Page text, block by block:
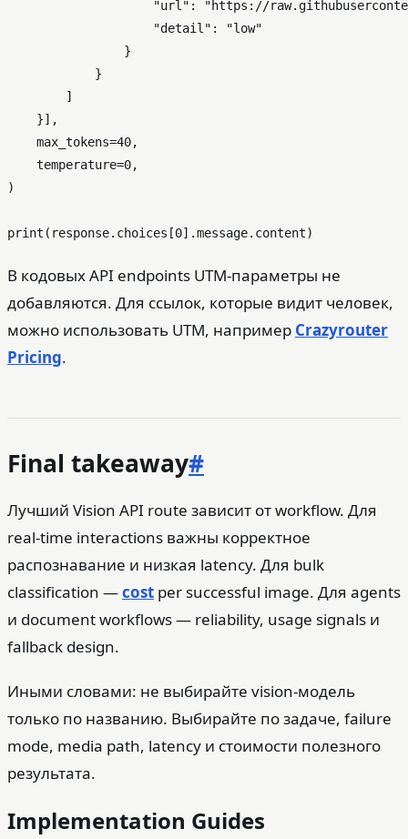
"url" :
"https://
"detail" :
"low"
                }
            }
        ]
    }],
    max_tokens=
40,
    temperature=
0,
)
print (response.choices[0
В кодовых API endpoints UTM-параметры не
добавляются. Для ссылок, которые видит человек,
можно использовать UTM, например Crazyrouter
Pricing.
Final takeaway#
Лучший Vision API route зависит от workflow. Для
real-time interactions важны корректное
распознавание и низкая latency. Для bulk
classification —cost per successful image. Для agents
и document workflows — reliability, usage signals и
fallback design.
Иными словами: не выбирайте vision-модель
только по названию. Выбирайте по задаче, failure
mode, media path, latency и стоимости полезного
результата.
Implementation Guides